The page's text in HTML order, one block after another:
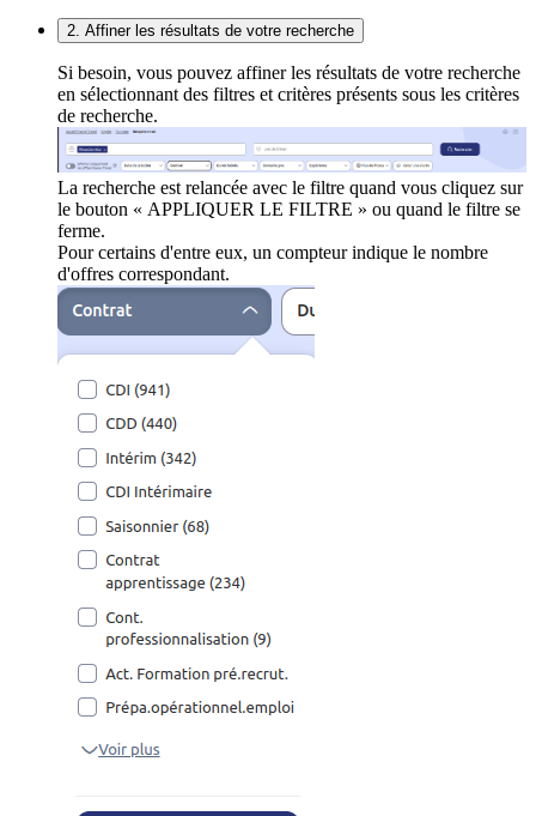
2. Affiner les résultats de votre recherche
Si besoin, vous pouvez affiner les résultats de votre recherche
en sélectionnant des filtres et critères présents sous les critères
de recherche.
La recherche est relancée avec le filtre quand vous cliquez sur
le bouton « APPLIQUER LE FILTRE » ou quand le filtre se
ferme.
Pour certains d'entre eux, un compteur indique le nombre
d'offres correspondant.